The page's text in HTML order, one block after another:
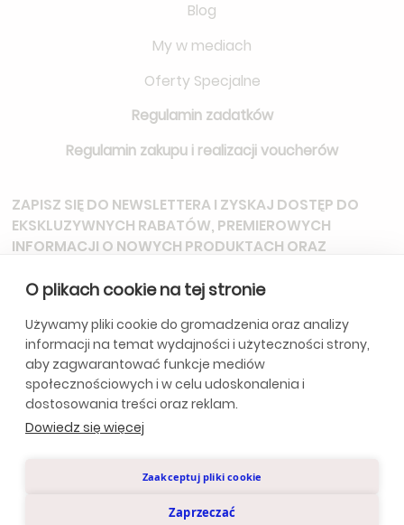
O plikach cookie na tej stronie
Używamy pliki cookie do gromadzenia oraz analizy
informacji na temat wydajności i użyteczności strony,
aby zagwarantować funkcje mediów
społecznościowych i w celu udoskonalenia i
dostosowania treści oraz reklam.
Dowiedz się więcej
Zaakceptuj pliki cookie
Zaprzeczać
Blog
My w mediach
Oferty Specjalne
Regulamin zadatków
Regulamin zakupu i realizacji voucherów
ZAPISZ SIĘ DO NEWSLETTERAI ZYSKAJ DOSTĘP DO
EKSKLUZYWNYCH RABATÓW, PREMIEROWYCH
INFORMACJI O NOWYCH PRODUKTACH ORAZ
*Subskrybując, wyrażasz zgodę na otrzymywanie aktualizacji od
naszej firmy. Szczegóły wPolitycę Prywatności.
Polityka Prywatności